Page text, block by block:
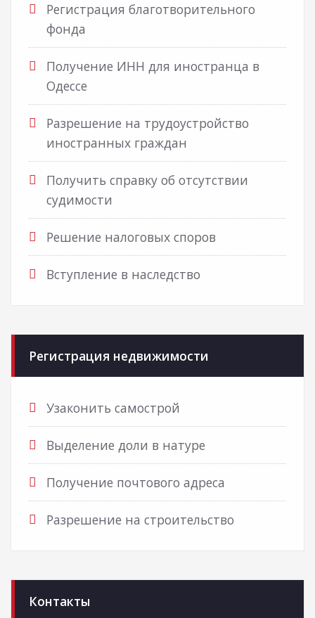
Регистрация благотворительного
фонда
Получение ИНН для иностранца в
Одессе
Разрешение на трудоустройство
иностранных граждан
Получить справку об отсутствии
судимости
Решение налоговых споров
Вступление в наследство
Регистрация недвижимости
Узаконить самострой
Выделение доли в натуре
Получение почтового адреса
Разрешение на строительство
Контакты